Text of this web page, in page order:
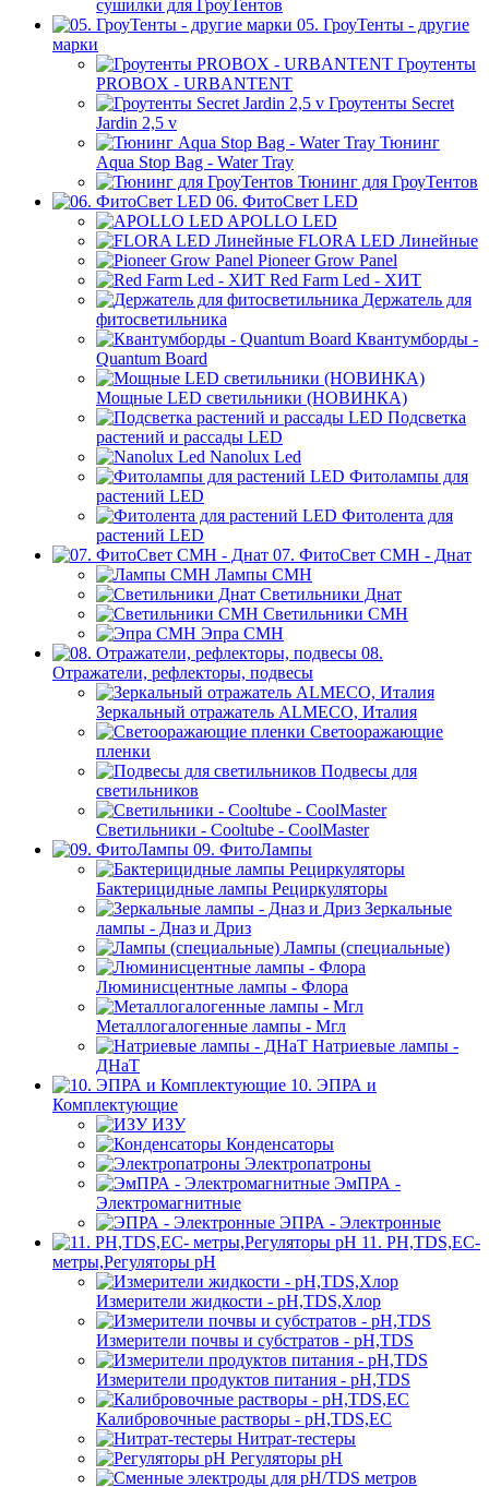
сушилки для ГроуТентов
05. ГроуТенты - другие
марки
Гроутенты
PROBOX - URBANTENT
Гроутенты Secret
Jardin 2,5 v
Тюнинг
Aqua Stop Bag - Water Tray
Тюнинг для ГроуТентов
06. ФитоСвет LED
APOLLO LED
FLORA LED Линейные
Pioneer Grow Panel
Red Farm Led - ХИТ
Держатель для
фитосветильника
Квантумборды -
Quantum Board
Мощные LED светильники (НОВИНКА)
Подсветка
растений и рассады LED
Nanolux Led
Фитолампы для
растений LED
Фитолента для
растений LED
07. ФитоСвет CMH - Днат
Лампы СМН
Светильники Днат
Светильники СМН
Эпра СМН
08.
Отражатели, рефлекторы, подвесы
Зеркальный отражатель ALMECO, Италия
Светооражающие
пленки
Подвесы для
светильников
Светильники - Cooltube - CoolMaster
09. ФитоЛампы
Бактерицидные лампы Рециркуляторы
Зеркальные
лампы - Дназ и Дриз
Лампы (специальные)
Люминисцентные лампы - Флора
Металлогалогенные лампы - Мгл
Натриевые лампы -
ДНаТ
10. ЭПРА и
Комплектующие
ИЗУ
Конденсаторы
Электропатроны
ЭмПРА -
Электромагнитные
ЭПРА - Электронные
11. PH,TDS,EC-
метры,Регуляторы pН
Измерители жидкости - pH,TDS,Хлор
Измерители почвы и субстратов - pH,TDS
Измерители продуктов питания - pH,TDS
Калибровочные растворы - pH,TDS,EC
Нитрат-тестеры
Регуляторы pН